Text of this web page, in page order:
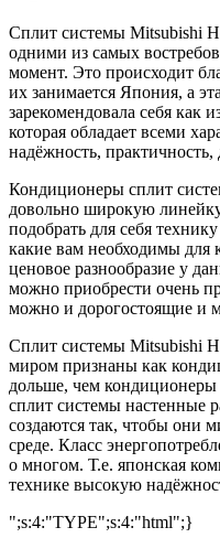
Сплит системы Mitsubishi
одними из самых
момент. Это происходит
их занимается Япония, а
зарекомендовала себя как
которая обладает всеми
надёжность, практичность,
Кондиционеры сплит
довольно широкую
подобрать для себя
какие вам необходимы для
ценовое разнообразие у
можно приобрести очень
можно и дорогостоящие и
Сплит системы Mitsubishi
миром признаны как
дольше, чем
сплит системы настенные
создаются так, чтобы они
среде. Класс
о многом. Т.е. японская
технике высокую
";s:4:"TYPE";s:4:"html";}